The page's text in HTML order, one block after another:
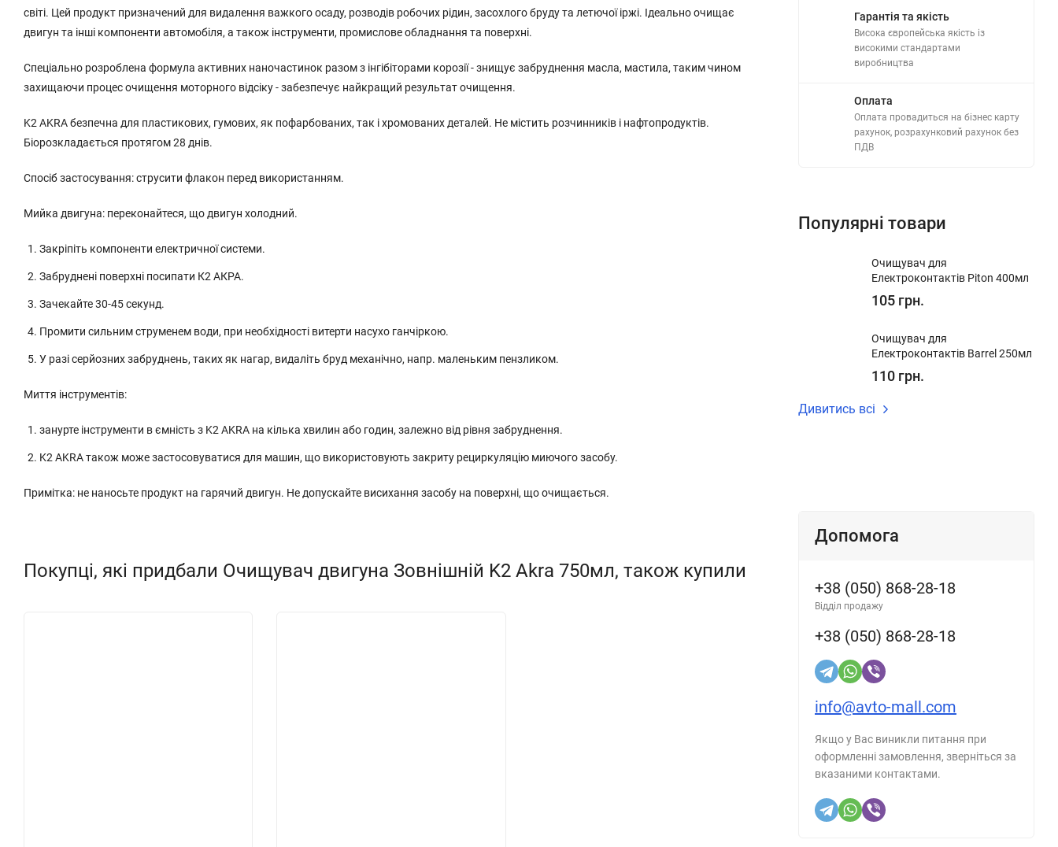
світі. Цей продукт призначений для видалення важкого осаду, розводів робочих рідин, засохлого бруду та летючої іржі. Ідеально очищає
двигун та інші компоненти автомобіля, а також інструменти, промислове обладнання та поверхні.
Спеціально розроблена формула активних наночастинок разом з інгібіторами корозії - знищує забруднення масла, мастила, таким чином
захищаючи процес очищення моторного відсіку - забезпечує найкращий результат очищення.
K2 AKRA безпечна для пластикових, гумових, як пофарбованих, так і хромованих деталей. Не містить розчинників і нафтопродуктів.
Біорозкладається протягом 28 днів.
Спосіб застосування: струсити флакон перед використанням.
Мийка двигуна: переконайтеся, що двигун холодний.
Закріпіть компоненти електричної системи.
Забруднені поверхні посипати К2 АКРА.
Зачекайте 30-45 секунд.
Промити сильним струменем води, при необхідності витерти насухо ганчіркою.
У разі серйозних забруднень, таких як нагар, видаліть бруд механічно, напр. маленьким пензликом.
Миття інструментів:
занурте інструменти в ємність з K2 AKRA на кілька хвилин або годин, залежно від рівня забруднення.
K2 AKRA також може застосовуватися для машин, що використовують закриту рециркуляцію миючого засобу.
Примітка: не наносьте продукт на гарячий двигун. Не допускайте висихання засобу на поверхні, що очищається.
Покупці, які придбали Очищувач двигуна Зовнішній K2 Akra 750мл, також купили
Гарантія та якість
Висока європейська якість із
високими стандартами
виробництва
Оплата
Оплата провадиться на бізнес карту
рахунок, розрахунковий рахунок без
ПДВ
Популярні товари
Очищувач для
Електроконтактів Piton 400мл
105 грн.
Очищувач для
Електроконтактів Barrel 250мл
110 грн.
Дивитись всі
Допомога
+38 (050) 868-28-18
Відділ продажу
+38 (050) 868-28-18
info@avto-mall.com
Якщо у Вас виникли питання при
оформленні замовлення, зверніться за
вказаними контактами.